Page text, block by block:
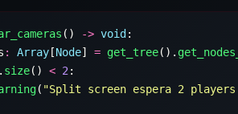
() -> void
: Array [Node] = get_tree().
size() < 2
( "Split screen espera 2